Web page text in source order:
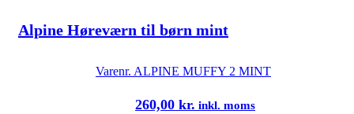
Alpine Høreværn til børn mint
Varenr. ALPINE MUFFY 2 MINT
260,00 kr. inkl. moms